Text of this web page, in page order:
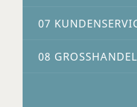
07
08 GROSSHANDEL